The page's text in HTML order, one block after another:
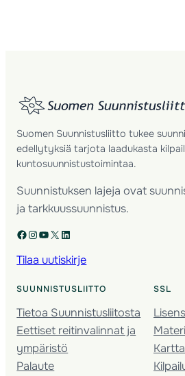
Suomen Suunnistusliitto tukee
edellytyksiä tarjota laadukasta
kuntosuunnistustoimintaa.
Suunnistuksen lajeja ovat
ja tarkkuussuunnistus.
Facebook Instagram YouTube X LinkedIn
Tilaa uutiskirje
SUUNNISTUSLIITTO
Tietoa Suunnistusliitosta
Eettiset reitinvalinnat ja
ympäristö
Palaute
SSL